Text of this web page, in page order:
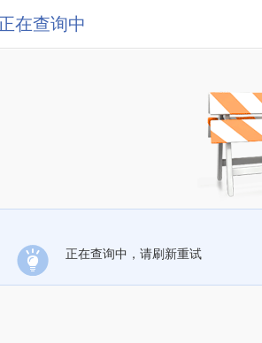
在查询中
正在查询中，请刷新重试